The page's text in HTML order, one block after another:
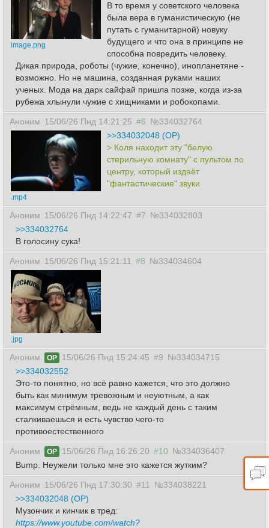
image.png
В то время у советского человека
была вера в гуманистическую (не
путать с гуманитарной) новуку
будущего и что она в принципе не
способна повредить человеку.
Дикая природа, роботы (чужие, конечно), инопланетяне -
возможно. Но не машина, созданная руками наших
ученых. Мода на дарк сайфай пришла позже, когда из-за
рубежа хлынули чужие с хищниками и робокопами.
Аноним 15/06/26 Пнд 14:21:25 #6 №334032764
.mp4
>>334032048 (OP)
> Коля находит эту "белую
стерильную комнату" с пультом по
центру, который издаёт
"фантастические" звуки
Аноним 15/06/26 Пнд 14:22:47 #7 №334032803
>>334032764
В голосину сука!
Аноним 15/06/26 Пнд 15:21:11 #8 №334034604
.jpg
Аноним OP 15/06/26 Пнд 15:24:45 #9 №334034715
>>334032552
Это-то понятно, но всё равно кажется, что это должно
быть как минимум тревожным и неуютным, а как
максимум стрёмным, ведь не каждый день с таким
сталкиваешься и есть чувство чего-то
противоестественного
Аноним OP 15/06/26 Пнд 16:26:20 #10 №334036407
Bump. Неужели только мне это кажется жутким?
Аноним 15/06/26 Пнд 17:30:30 #11
№334038221
>>334032048 (OP)
Музончик и кинчик в тред:
https://www.youtube.com/watch?